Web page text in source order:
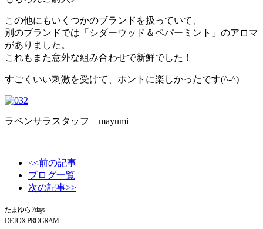
この他にもいくつかのブランドを扱っていて、
別のブランドでは「シダーウッド＆ペパーミント」のアロマ
がありました。
これもまた意外な組み合わせで新鮮でした！
すごくいい刺激を受けて、ホントに楽しかったです(^-^)
ラベンサラスタッフ mayumi
<<前の記事
ブログ一覧
次の記事>>
たまゆら 7days
DETOX PROGRAM